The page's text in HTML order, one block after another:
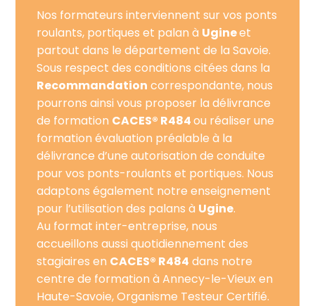
Nos formateurs interviennent sur vos ponts
roulants, portiques et palan à Ugineet
partout dans le département de la Savoie.
Sous respect des conditions citées dans la
Recommandation correspondante, nous
pourrons ainsi vous proposer la délivrance
de formation CACES® R484ou réaliser une
formation évaluation préalable à la
délivrance d’une autorisation de conduite
pour vos ponts-roulants et portiques. Nous
adaptons également notre enseignement
pour l’utilisation des palans à Ugine.
Au format inter-entreprise, nous
accueillons aussi quotidiennement des
stagiaires en CACES® R484 dans notre
centre de formation à Annecy-le-Vieux en
Haute-Savoie, Organisme Testeur Certifié.